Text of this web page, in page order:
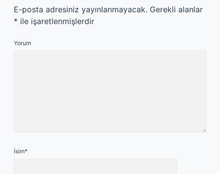
E-posta adresiniz yayınlanmayacak. Gerekli alanlar
* ile işaretlenmişlerdir
Yorum
İsim*